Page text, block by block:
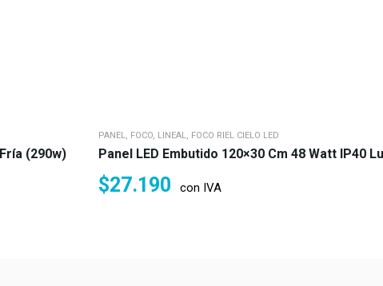
(290w)
PANEL, FOCO, LINEAL, FOCO RIEL CIELO LED
Panel LED Embutido 120×30 Cm 48 Watt IP40
$27.190 con IVA